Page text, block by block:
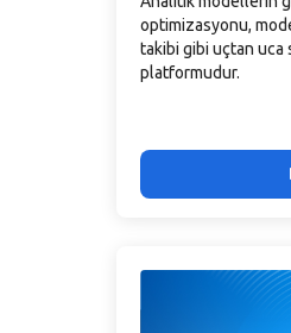
optimizasyonu,
takibi gibi uçtan uca
platformudur.